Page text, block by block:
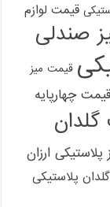
قیمت لوازم
صندلی
قیمت میز
چهارپایه
پلاستیکی ارزان
گلدان پلاستیکی